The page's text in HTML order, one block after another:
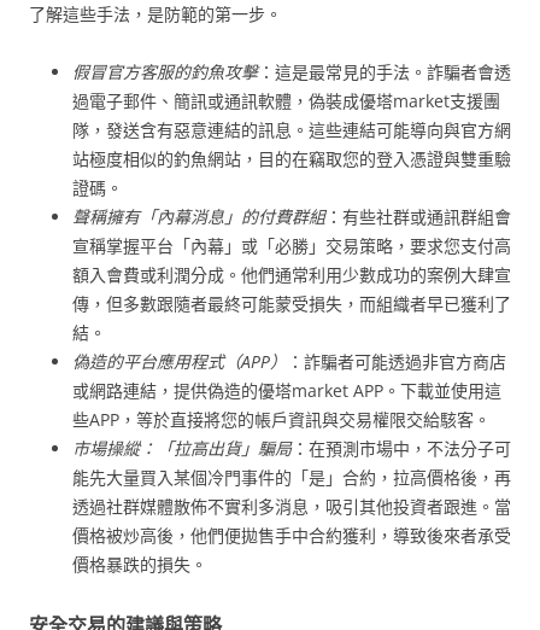
了解這些手法，是防範的第一步。
假冒官方客服的釣魚攻擊：這是最常見的手法。詐騙者會透
過電子郵件、簡訊或通訊軟體，偽裝成優塔market支援團
隊，發送含有惡意連結的訊息。這些連結可能導向與官方網
站極度相似的釣魚網站，目的在竊取您的登入憑證與雙重驗
證碼。
聲稱擁有「內幕消息」的付費群組：有些社群或通訊群組會
宣稱掌握平台「內幕」或「必勝」交易策略，要求您支付高
額入會費或利潤分成。他們通常利用少數成功的案例大肆宣
傳，但多數跟隨者最終可能蒙受損失，而組織者早已獲利了
結。
偽造的平台應用程式（APP）
：詐騙者可能透過非官方商店
或網路連結，提供偽造的優塔market APP。下載並使用這
些APP，等於直接將您的帳戶資訊與交易權限交給駭客。
市場操縱：「拉高出貨」騙局：在預測市場中，不法分子可
能先大量買入某個冷門事件的「是」合約，拉高價格後，再
透過社群媒體散佈不實利多消息，吸引其他投資者跟進。當
價格被炒高後，他們便拋售手中合約獲利，導致後來者承受
價格暴跌的損失。